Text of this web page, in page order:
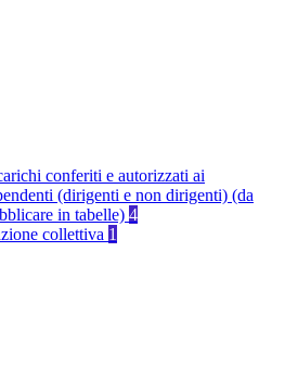
conferiti e autorizzati ai
(dirigenti e non dirigenti) (da
in tabelle) 4
collettiva 1